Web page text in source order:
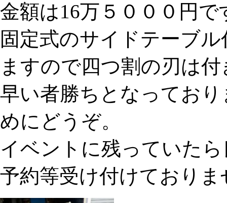
金額は16万５０００円で
固定式のサイドテーブ
ますので四つ割の刃は
早い者勝ちとなってお
めにどうぞ。
イベントに残っていた
予約等受け付けており